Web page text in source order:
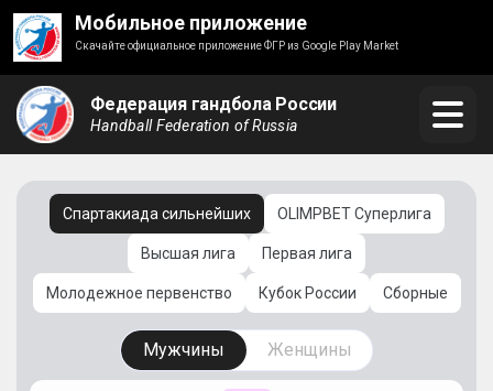
Мобильное приложение
Скачайте официальное приложение ФГР из Google Play Market
Федерация гандбола России
Handball Federation of Russia
Спартакиада сильнейших OLIMPBET Суперлига
Высшая лига Первая лига
Молодежное первенство Кубок России Сборные
Мужчины Женщины